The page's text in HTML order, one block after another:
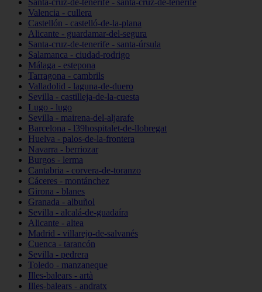
Santa-cruz-de-tenerife - santa-cruz-de-tenerife
Valencia - cullera
Castellón - castelló-de-la-plana
Alicante - guardamar-del-segura
Santa-cruz-de-tenerife - santa-úrsula
Salamanca - ciudad-rodrigo
Málaga - estepona
Tarragona - cambrils
Valladolid - laguna-de-duero
Sevilla - castilleja-de-la-cuesta
Lugo - lugo
Sevilla - mairena-del-aljarafe
Barcelona - l39hospitalet-de-llobregat
Huelva - palos-de-la-frontera
Navarra - berriozar
Burgos - lerma
Cantabria - corvera-de-toranzo
Cáceres - montánchez
Girona - blanes
Granada - albuñol
Sevilla - alcalá-de-guadaíra
Alicante - altea
Madrid - villarejo-de-salvanés
Cuenca - tarancón
Sevilla - pedrera
Toledo - manzaneque
Illes-balears - artà
Illes-balears - andratx